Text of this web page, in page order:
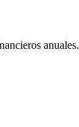
anuales.